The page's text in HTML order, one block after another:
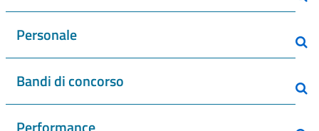
Personale
Bandi di concorso